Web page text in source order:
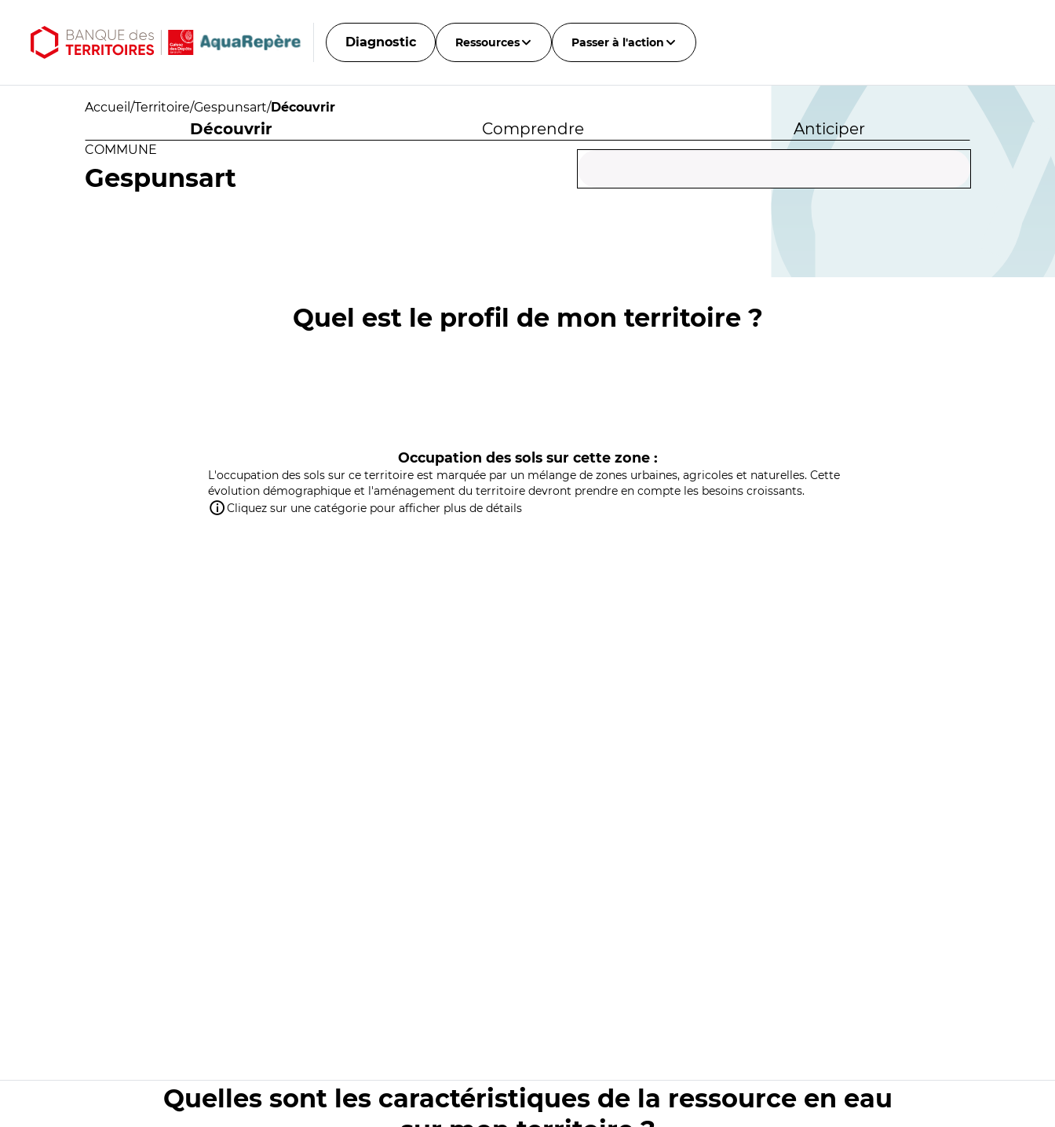
Diagnostic Ressources Passer à l'action
Accueil /Territoire/Gespunsart/Découvrir
Découvrir Comprendre Anticiper
COMMUNE
Gespunsart
Quel est le profil de mon territoire ?
Occupation des sols sur cette zone :
L'occupation des sols sur ce territoire est marquée par un mélange de zones urbaines, agricoles et naturelles. Cette
évolution démographique et l'aménagement du territoire devront prendre en compte les besoins croissants.
Cliquez sur une catégorie pour afficher plus de détails
Quelles sont les caractéristiques de la ressource en eau